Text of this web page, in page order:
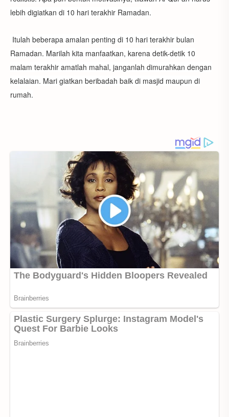
lebih digiatkan di 10 hari terakhir Ramadan.
Itulah beberapa amalan penting di 10 hari terakhir bulan
Ramadan. Marilah kita manfaatkan, karena detik-detik 10
malam terakhir amatlah mahal, janganlah dimurahkan dengan
kelalaian. Mari giatkan beribadah baik di masjid maupun di
rumah.